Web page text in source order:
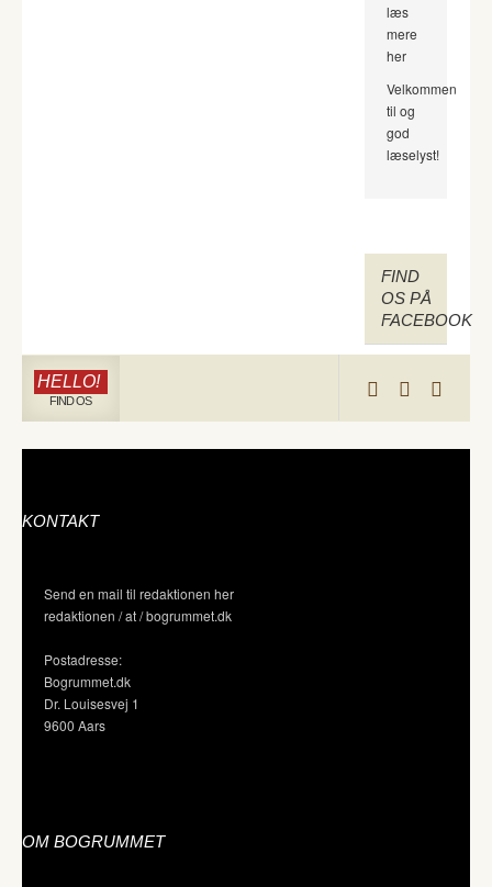
læs
mere
her
Velkommen
til og
god
læselyst!
FIND
OS PÅ
FACEBOOK
HELLO!
FIND OS
KONTAKT
Send en mail til redaktionen her
redaktionen / at / bogrummet.dk
Postadresse:
Bogrummet.dk
Dr. Louisesvej 1
9600 Aars
OM BOGRUMMET